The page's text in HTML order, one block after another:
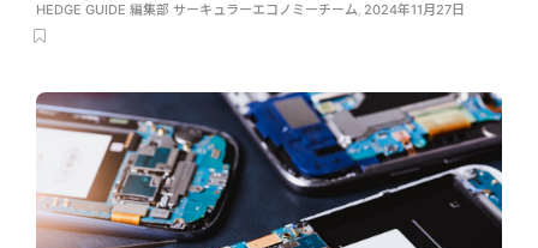
HEDGE GUIDE 編集部 サーキュラーエコノミーチーム, 2024年11月27日